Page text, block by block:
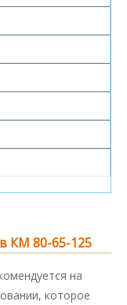
КМ 80-65-125
на
которое